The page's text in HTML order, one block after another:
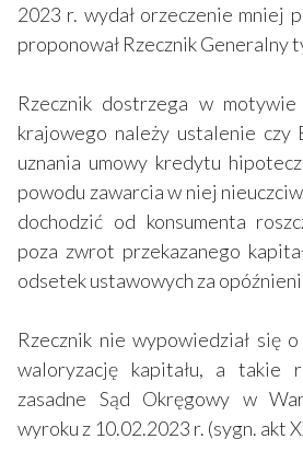
2023 r. wydał orzeczenie mniej
proponował Rzecznik Generalny
Rzecznik dostrzega w
krajowego należy ustalenie czy
uznania umowy kredytu
powodu zawarcia w niej
dochodzić od konsumenta
poza zwrot przekazanego
odsetek ustawowych za
Rzecznik nie wypowiedział się
waloryzację kapitału, a takie
zasadne Sąd Okręgowy w
wyroku z 10.02.2023 r. (sygn. akt